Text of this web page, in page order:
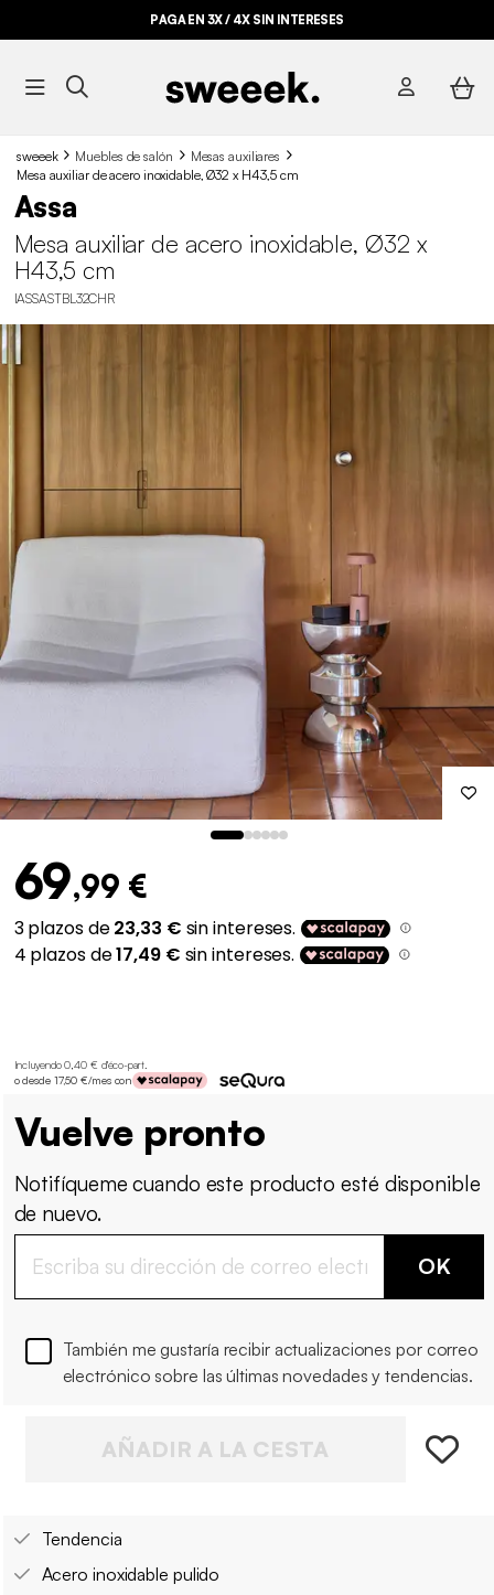
PAGA EN 3X / 4X SIN INTERESES
sweeek Muebles de salón
Mesas auxiliares
Mesa auxiliar de acero inoxidable, Ø32 x H43,5 cm
Assa
Mesa auxiliar de acero inoxidable, Ø32 x
H43,5 cm
IASSASTBL32CHR
69,99 €
Incluyendo 0,40 € d'éco-part.
o desde 17,50 €/mes con
Vuelve pronto
Notifíqueme cuando este producto esté disponible
de nuevo.
OK
También me gustaría recibir actualizaciones por correo
electrónico sobre las últimas novedades y tendencias.
AÑADIR A LA CESTA
Tendencia
Acero inoxidable pulido